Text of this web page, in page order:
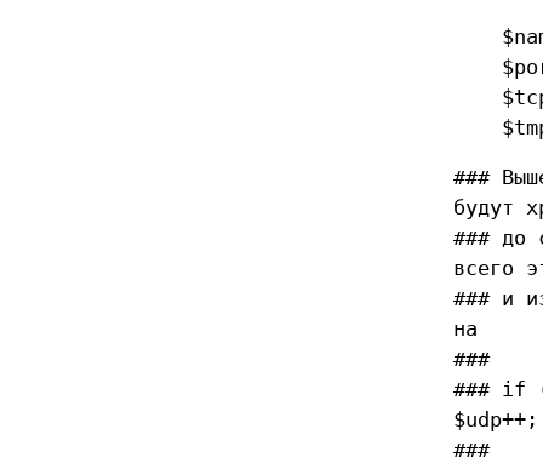
$tmp
###
будут
### до
всего
### и
на
###
### if
###